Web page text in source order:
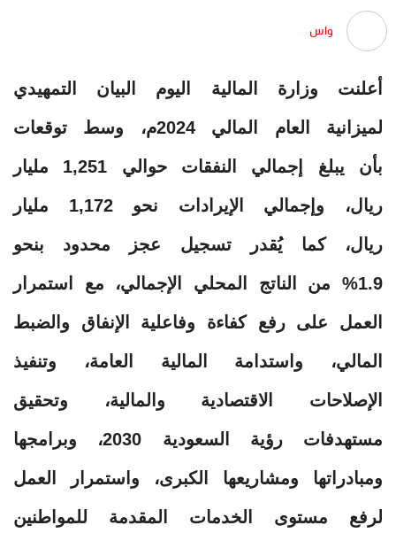
واس
أعلنت وزارة المالية اليوم البيان التمهيدي
لميزانية العام المالي 2024م، وسط توقعات
بأن يبلغ إجمالي النفقات حوالي 1,251 مليار
ريال، وإجمالي الإيرادات نحو 1,172 مليار
ريال، كما يُقدر تسجيل عجز محدود بنحو
1.9% من الناتج المحلي الإجمالي، مع استمرار
العمل على رفع كفاءة وفاعلية الإنفاق والضبط
المالي، واستدامة المالية العامة، وتنفيذ
الإصلاحات الاقتصادية والمالية، وتحقيق
مستهدفات رؤية السعودية 2030، وبرامجها
ومبادراتها ومشاريعها الكبرى، واستمرار العمل
لرفع مستوى الخدمات المقدمة للمواطنين